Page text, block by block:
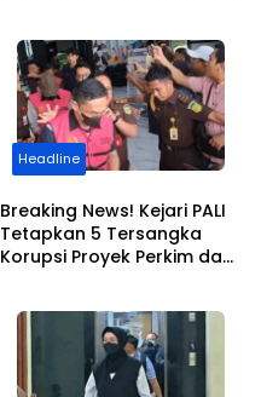
Headline
Breaking News! Kejari PALI
Tetapkan 5 Tersangka
Korupsi Proyek Perkim dan